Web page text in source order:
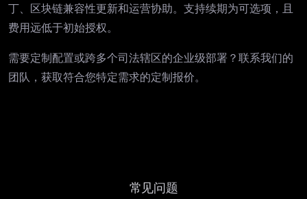
丁、区块链兼容性更新和运营协助。支持续期为可选项，且
费用远低于初始授权。
需要定制配置或跨多个司法辖区的企业级部署？联系我们的
团队 ，获取符合您特定需求的定制报价。
常见问题